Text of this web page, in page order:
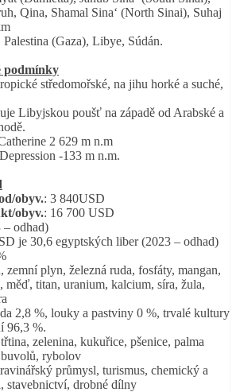
Qina, Shamal Sina‘ (North Sinai), Suhaj
Palestina (Gaza), Libye, Súdán.
podmínky
středomořské, na jihu horké a suché,
Libyjskou poušť na západě od Arabské a
2 629 m n.m
-133 m n.m.
obyv.: 3 840USD
obyv.: 16 700 USD
– odhad)
je 30,6 egyptských liber (2023 – odhad)
zemní plyn, železná ruda, fosfáty, mangan,
měď, titan, uranium, kalcium, síra, žula,
2,8 %, louky a pastviny 0 %, trvalé kultury
96,3 %.
zelenina, kukuřice, pšenice, palma
rybolov
průmysl, turismus, chemický a
stavebnictví, drobné dílny